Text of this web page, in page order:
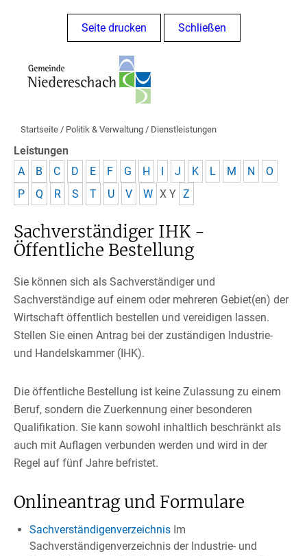
Seite drucken Schließen
Startseite / Politik & Verwaltung / Dienstleistungen
Leistungen
A
B C D E F G H I J K L M N
O
P
Q R S T U V W X Y Z
Sachverständiger IHK -
Öffentliche Bestellung
Sie können sich als Sachverständiger und
Sachverständige auf einem oder mehreren Gebiet(en) der
Wirtschaft öffentlich bestellen und vereidigen lassen.
Stellen Sie einen Antrag bei der zuständigen Industrie-
und Handelskammer (IHK).
Die öffentliche Bestellung ist keine Zulassung zu einem
Beruf, sondern die Zuerkennung einer besonderen
Qualifikation. Sie kann sowohl inhaltlich beschränkt als
auch mit Auflagen verbunden werden und wird in der
Regel auf fünf Jahre befristet.
Onlineantrag und Formulare
Sachverständigenverzeichnis Im
Sachverständigenverzeichnis der Industrie- und